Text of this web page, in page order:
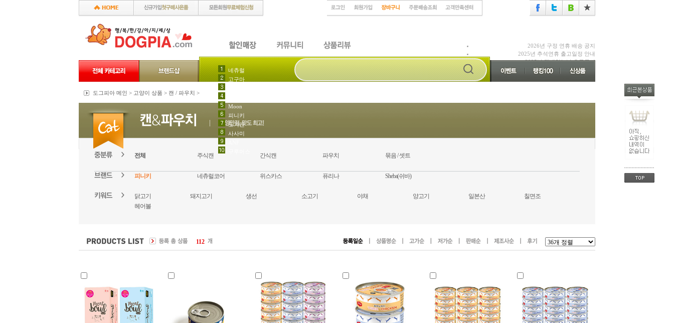
2026년 구정 연휴 배송 공지
2025년 추석연휴 출고일정 안내
2025년 택배없는날 휴무공지
네츄럴
고구마
Moon
피니키
도기맨
사사미
도그피아 메인 > 고양이 상품 > 캔 / 파우치 >
전체 주식캔 간식캔 파우치 묶음 / 셋트
피니키 네츄럴코어 위스카스 퓨리나 Sheba(쉬바)
닭고기 돼지고기 생선 소고기 야채 양고기 일본산
칠면조
헤어볼
112